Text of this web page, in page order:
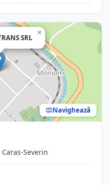
SRL
×
Navighează
Severin